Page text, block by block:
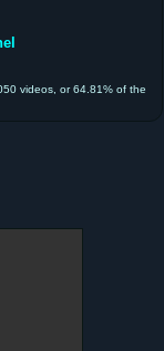
videos, or 64.81% of the